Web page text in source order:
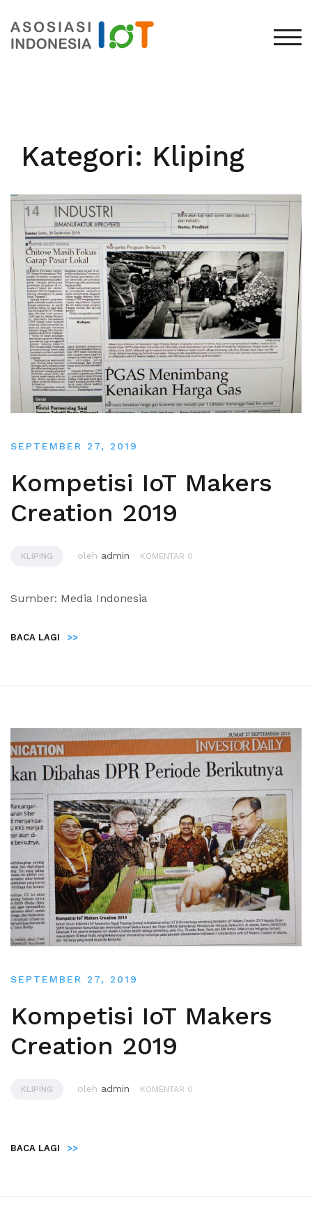
Kategori: Kliping
SEPTEMBER 27, 2019
Kompetisi IoT Makers
Creation 2019
KLIPING oleh admin KOMENTAR 0
Sumber: Media Indonesia
BACA LAGI >>
SEPTEMBER 27, 2019
Kompetisi IoT Makers
Creation 2019
KLIPING oleh admin KOMENTAR 0
BACA LAGI >>